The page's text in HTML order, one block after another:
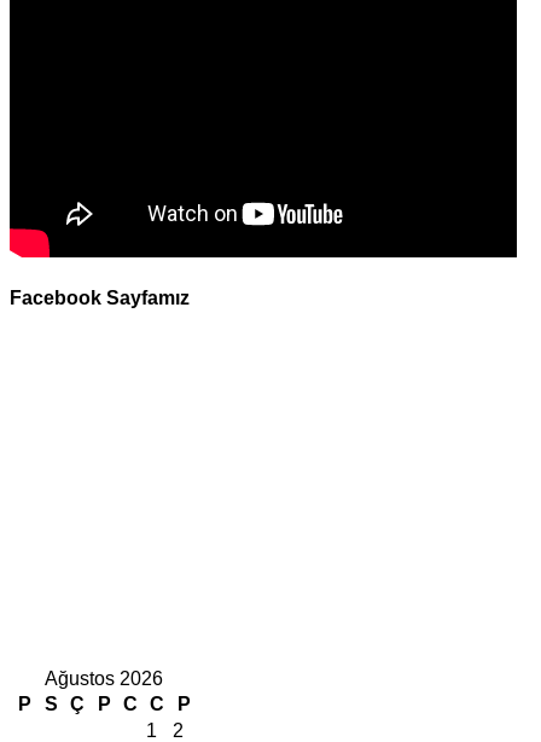
Facebook Sayfamız
Ağustos 2026
P
S Ç P C C
P
1
2